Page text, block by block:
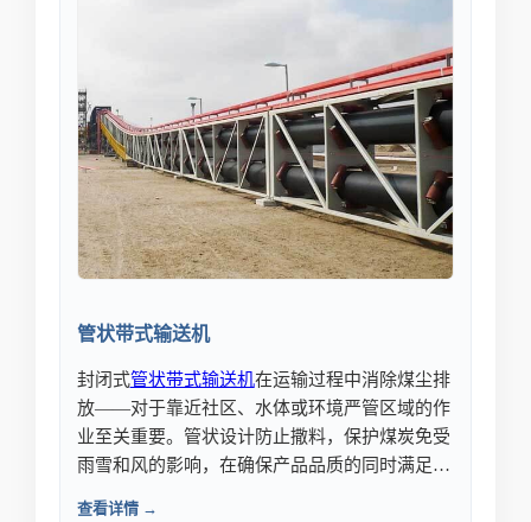
管状带式输送机
封闭式管状带式输送机在运输过程中消除煤尘排
放——对于靠近社区、水体或环境严管区域的作
业至关重要。管状设计防止撒料，保护煤炭免受
雨雪和风的影响，在确保产品品质的同时满足环
查看详情 →